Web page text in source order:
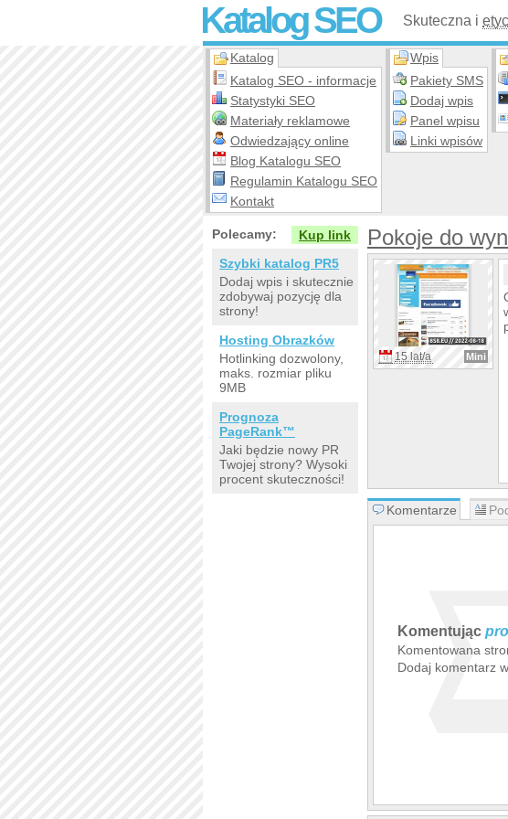
Katalog SEO Skuteczna i
Katalog
Katalog SEO - informacje
Statystyki SEO
Materiały reklamowe
Odwiedzający online
Blog Katalogu SEO
Regulamin Katalogu SEO
Kontakt
Wpis
Pakiety SMS
Dodaj wpis
Panel wpisu
Linki wpisów
Pokoje do
15 lat/a Mini
Komentarze
Komentując
Komentowana
Dodaj komentarz
Polecamy:
Kup link
Szybki katalog PR5
Dodaj wpis i skutecznie
zdobywaj pozycję dla
strony!
Hosting Obrazków
Hotlinking dozwolony,
maks. rozmiar pliku
9MB
Prognoza
PageRank™
Jaki będzie nowy PR
Twojej strony? Wysoki
procent skuteczności!